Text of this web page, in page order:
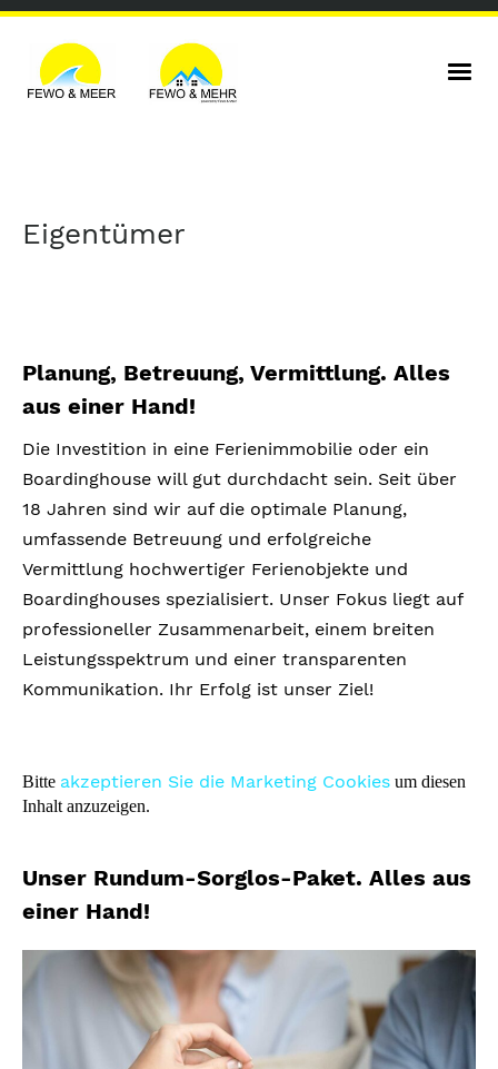
Eigentümer
Planung, Betreuung, Vermittlung. Alles
aus einer Hand!
Die Investition in eine Ferienimmobilie oder ein
Boardinghouse will gut durchdacht sein. Seit über
18 Jahren sind wir auf die optimale Planung,
umfassende Betreuung und erfolgreiche
Vermittlung hochwertiger Ferienobjekte und
Boardinghouses spezialisiert. Unser Fokus liegt auf
professioneller Zusammenarbeit, einem breiten
Leistungsspektrum und einer transparenten
Kommunikation. Ihr Erfolg ist unser Ziel!
Bitte akzeptieren Sie die Marketing Cookies um diesen
Inhalt anzuzeigen.
Unser Rundum-Sorglos-Paket. Alles aus
einer Hand!